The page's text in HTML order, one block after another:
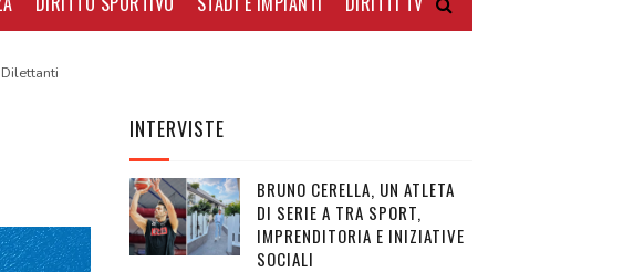
INTERVISTE
BRUNO CERELLA, UN ATLETA
DI SERIE A TRA SPORT,
IMPRENDITORIA E INIZIATIVE
SOCIALI